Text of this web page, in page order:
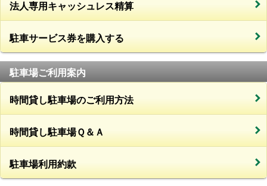
法人専用キャッシュレス精算
駐車サービス券を購入する
駐車場ご利用案内
時間貸し駐車場のご利用方法
時間貸し駐車場Ｑ＆Ａ
駐車場利用約款